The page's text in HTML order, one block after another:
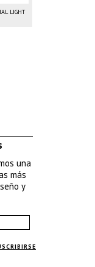
LIGHT
una
más
y